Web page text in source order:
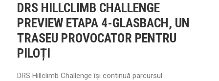
DRS HILLCLIMB CHALLENGE
PREVIEW ETAPA 4-GLASBACH, UN
TRASEU PROVOCATOR PENTRU
PILOȚI
DRS Hillclimb Challenge își continuă parcursul